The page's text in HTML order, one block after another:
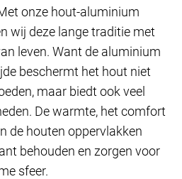
onze hout-aluminium
wij deze lange traditie met
leven. Want de aluminium
beschermt het hout niet
maar biedt ook veel
De warmte, het comfort
de houten oppervlakken
behouden en zorgen voor
sfeer.